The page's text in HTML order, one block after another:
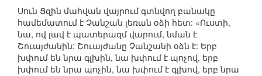
Սուն Ցզին մահվան վայրում գտնվող բանակը
համեմատում է Չանշան լեռան օձի հետ: «Ուստի,
նա, ով լավ է պատերազմ վարում, նման է
Շուայժանին: Շուայժանը Չանշանի օձն է: Երբ
խփում են նրա գլխին, նա խփում է պոչով, երբ
խփում են նրա պոչին, նա խփում է գլխով, երբ նրա